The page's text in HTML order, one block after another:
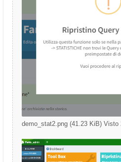
demo_stat2.png (41.23 KiB) Visto